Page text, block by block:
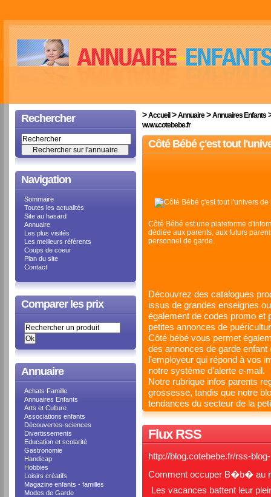
Rechercher
Navigation
Sommaire
Toutes les actualités
Site au hasard
Annuaire
Les plus visités
Les meilleurs référents
Coups de coeur
Plan du site
Contact
Comparer les prix
Annuaire
Achats Famille
Annuaires Enfants
Arts et Culture
Associations enfants
Découvertes-sciences
Divertissements
Education et scolarité
Gastronomie
Handicap
Hobbies
Loisirs créatifs
Magazine enfants - familles
Modes de Garde
>Accueil>Annuaire>Annuaires Enfants
www.cotebebe.fr
Côté Bébé ç'est tout
Côté Bébé est une plateforme
dédiée aux parents, aux futurs
personnel de garde.
Découvrez des catalogues
issus de grandes enseignes
également de codes promo et
petites annonces de
Côté bébé vous permet
des annonces de garde
l'employeur qui répond à vos
notre système d'alerte e-mail.
Notre rubrique infos parents
grossesse, tandis que notre
tendances du secteur de la
Flux RSS
http://blog.cotebebe.fr/rss-
Comment occuper B�b� au
Les vacances battent leur